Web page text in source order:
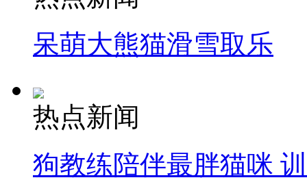
呆萌大熊猫滑雪取乐
热点新闻
狗教练陪伴最胖猫咪